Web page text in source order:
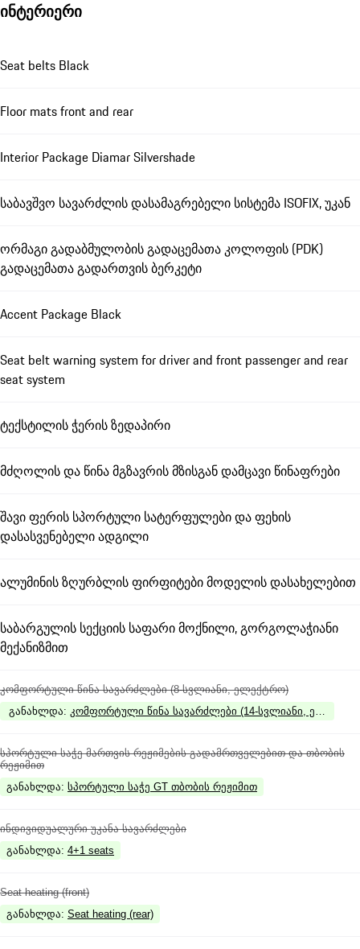
ინტერიერი
Seat belts Black
Floor mats front and rear
Interior Package Diamar Silvershade
საბავშვო სავარძლის დასამაგრებელი სისტემა ISOFIX, უკან
ორმაგი გადაბმულობის გადაცემათა კოლოფის (PDK)
გადაცემათა გადართვის ბერკეტი
Accent Package Black
Seat belt warning system for driver and front passenger and rear
seat system
ტექსტილის ჭერის ზედაპირი
მძღოლის და წინა მგზავრის მზისგან დამცავი წინაფრები
შავი ფერის სპორტული სატერფულები და ფეხის
დასასვენებელი ადგილი
ალუმინის ზღურბლის ფირფიტები მოდელის დასახელებით
საბარგულის სექციის საფარი მოქნილი, გორგოლაჭიანი
მექანიზმით
კომფორტული წინა სავარძლები (8-სვლიანი, ელექტრო)
განახლდა: კომფორტული წინა სავარძლები (14-სვლიანი,
სპორტული საჭე მართვის რეჟიმების გადამრთველებით და თბობის
რეჟიმით
განახლდა: სპორტული საჭე GT თბობის რეჟიმით
ინდივიდუალური უკანა სავარძლები
განახლდა: 4+1 seats
Seat heating (front)
განახლდა: Seat heating (rear)